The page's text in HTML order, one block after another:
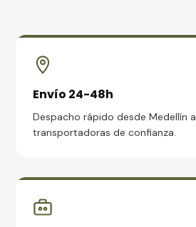
Envío 24-48h
Despacho rápido desde Medellín
transportadoras de confianza.